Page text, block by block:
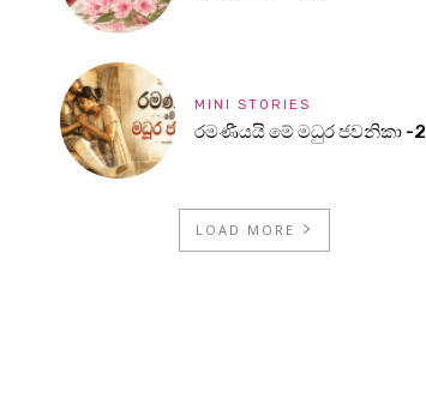
MINI STORIES
රමණීයයි මේ මධුර ජවනිකා -2
LOAD MORE